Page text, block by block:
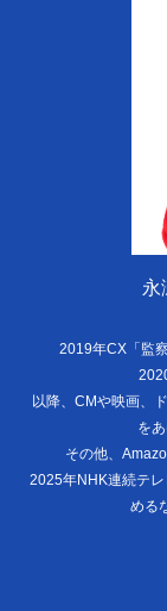
永
2019年CX「監
以降、CMや映画、
を
その他、
2025年NHK連続テ
める